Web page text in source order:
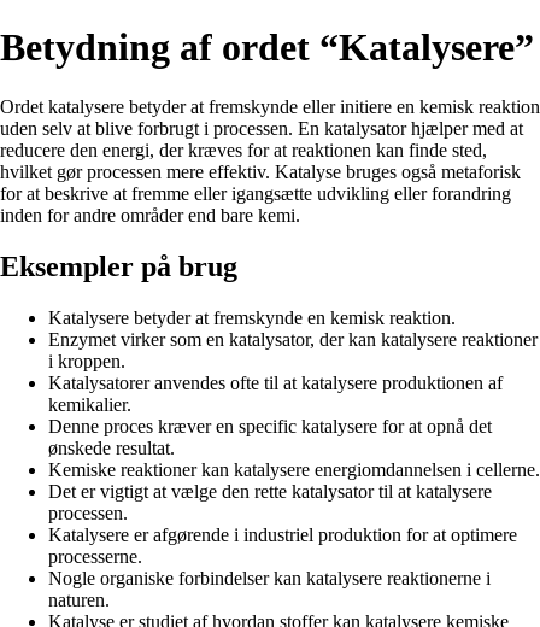
Betydning af ordet “Katalysere”
Ordet katalysere betyder at fremskynde eller initiere en kemisk reaktion
uden selv at blive forbrugt i processen. En katalysator hjælper med at
reducere den energi, der kræves for at reaktionen kan finde sted,
hvilket gør processen mere effektiv. Katalyse bruges også metaforisk
for at beskrive at fremme eller igangsætte udvikling eller forandring
inden for andre områder end bare kemi.
Eksempler på brug
Katalysere betyder at fremskynde en kemisk reaktion.
Enzymet virker som en katalysator, der kan katalysere reaktioner
i kroppen.
Katalysatorer anvendes ofte til at katalysere produktionen af
kemikalier.
Denne proces kræver en specific katalysere for at opnå det
ønskede resultat.
Kemiske reaktioner kan katalysere energiomdannelsen i cellerne.
Det er vigtigt at vælge den rette katalysator til at katalysere
processen.
Katalysere er afgørende i industriel produktion for at optimere
processerne.
Nogle organiske forbindelser kan katalysere reaktionerne i
naturen.
Katalyse er studiet af hvordan stoffer kan katalysere kemiske